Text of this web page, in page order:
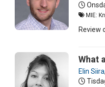
MIE:
Review
What
Elin Siira,